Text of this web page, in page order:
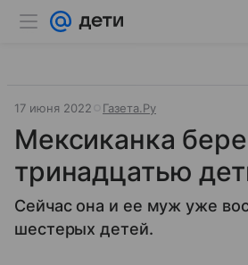
17 июня 2022 Газета.Ру
Мексиканка
тринадцатью
Сейчас она и ее муж уже
шестерых детей.